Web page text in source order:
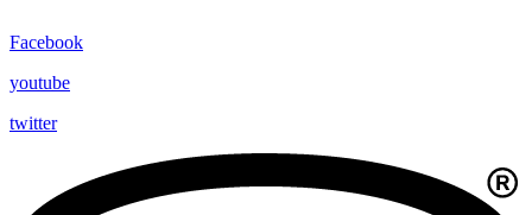
Facebook
youtube
twitter